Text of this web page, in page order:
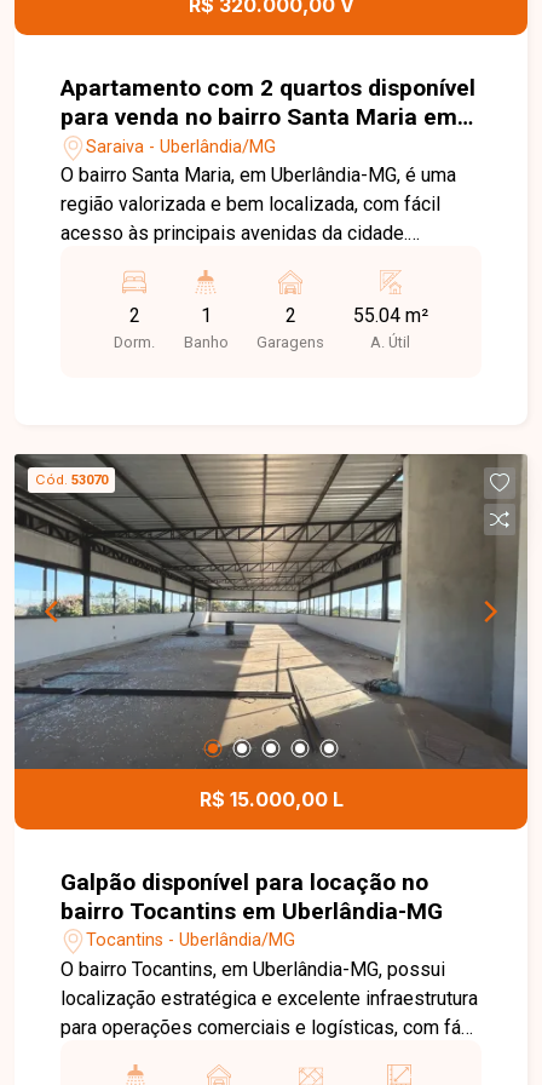
R$ 320.000,00 V
Apartamento com 2 quartos disponível
para venda no bairro Santa Maria em
Uberlândia-MG
Saraiva - Uberlândia/MG
O bairro Santa Maria, em Uberlândia-MG, é uma
região valorizada e bem localizada, com fácil
acesso às principais avenidas da cidade.
restaurantes e diversos comércios, oferece
praticidade, conforto e qualidade de vida para
seus moradores. Apartamento com ambientes
armário e box, cozinha com armários planejados
e área de serviço independente. O condomínio
conta com elevador e salão de festas,
proporcionando mais comodidade, segurança e
lazer para toda a família. Entre em contato para
mais informações e agende uma visita para
conhecer este excelente apartamento.
2
Dorm.
1
Banho
2
Garagens
55.04 m²
A. Útil
Cód. 53070
R$ 15.000,00 L
Galpão disponível para locação no
bairro Tocantins em Uberlândia-MG
Tocantins - Uberlândia/MG
O bairro Tocantins, em Uberlândia-MG, possui
localização estratégica e excelente infraestrutura
para operações comerciais e logísticas, com fácil